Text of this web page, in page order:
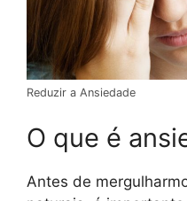
Reduzir a Ansiedade
O que é
Antes de